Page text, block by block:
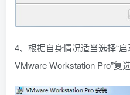
4、根据自身情况适当选择“
VMware Workstation Pro”复